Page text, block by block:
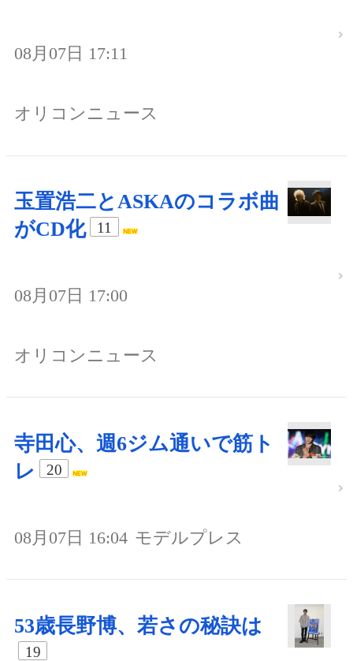
08月07日 17:11
オリコンニュース
玉置浩二とASKAのコラボ曲
がCD化
11
08月07日 17:00
オリコンニュース
寺田心、週6ジム通いで筋ト
レ
20
08月07日 16:04 モデルプレス
53歳長野博、若さの秘訣は
19